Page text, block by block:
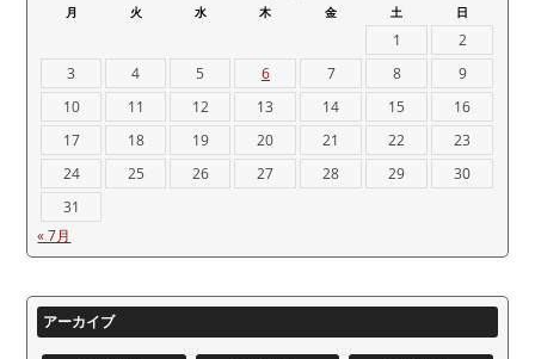
月 火 水 木 金 土 日
1
2
3
4 5 6 7 8
9
10
11 12 13 14 15
16
17
18 19 20 21 22
23
24
25 26 27 28 29
30
31
« 7月
アーカイブ